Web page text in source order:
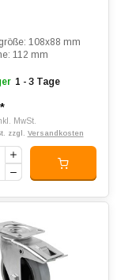
108x88 mm
112 mm
1 - 3 Tage
*
MwSt.
zzgl. Versandkosten